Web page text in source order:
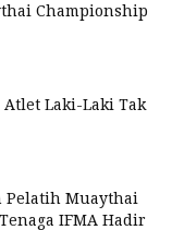
Championship
Atlet Laki-Laki Tak
Pelatih Muaythai
IFMA Hadir